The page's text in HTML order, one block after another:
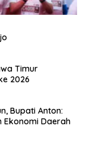
Timur
2026
Bupati Anton:
Ekonomi Daerah